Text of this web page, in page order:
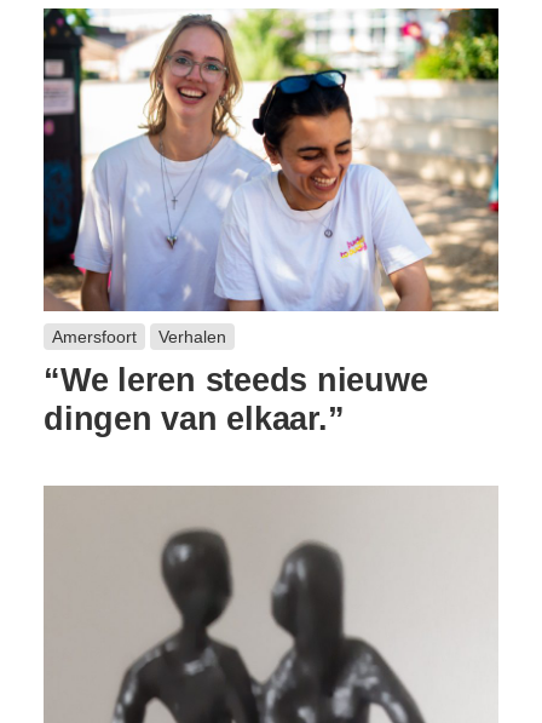
Amersfoort Verhalen
“We leren steeds nieuwe
dingen van elkaar.”